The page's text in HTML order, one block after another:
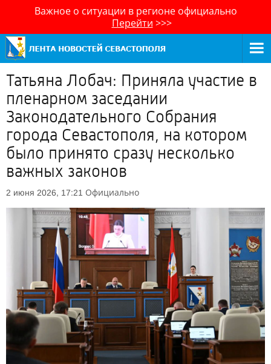
Важное о ситуации в регионе официально
Перейти >>>
Татьяна Лобач: Приняла участие в
пленарном заседании
Законодательного Собрания
города Севастополя, на котором
было принято сразу несколько
важных законов
2 июня 2026, 17:21 Официально